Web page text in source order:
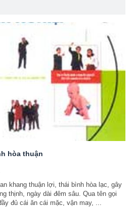
hòa thuận
khang thuận lợi, thái bình hòa lạc, gây
thịnh, ngày dài đêm sâu. Qua tên gọi
đủ cái ăn cái mặc, vận may, ...